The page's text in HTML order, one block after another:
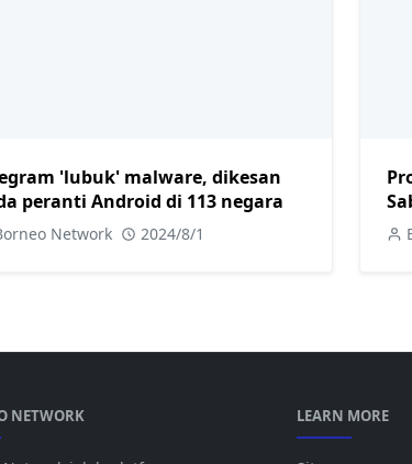
'lubuk' malware, dikesan
peranti Android di 113 negara
Network 2024/8/1
NETWORK LEARN MORE